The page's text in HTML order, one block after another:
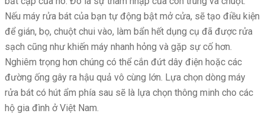
Nếu máy rửa bát của bạn tự động bật mở cửa, sẽ tạo điều kiện
để gián, bọ, chuột chui vào, làm bẩn hết dụng cụ đã được rửa
sạch cũng như khiến máy nhanh hỏng và gặp sự cố hơn.
Nghiêm trọng hơn chúng có thể cắn đứt dây điện hoặc các
đường ống gây ra hậu quả vô cùng lớn. Lựa chọn dòng máy
rửa bát có hút ẩm phía sau sẽ là lựa chọn thông minh cho các
hộ gia đình ở Việt Nam.